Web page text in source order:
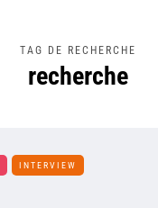
TAG DE RECHERCHE
recherche
INTERVIEW